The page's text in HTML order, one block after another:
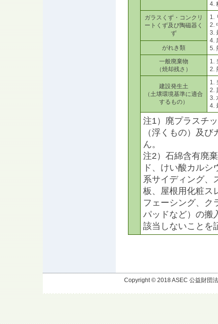
4.
ガラスくず・コンクリ
ートくず及び陶磁器く
ず
1.
2.
3.
4.
5.
がれき類
一般廃棄物
（焼却残さ）
1.
2.
建設発生土
（土壌環境基準に適合
するもの）
1.
2.
3.
4.
注1）廃プラスチ
（浮くもの）及
ん。
注2）石綿含有廃
ド、けい酸カル
系サイディング、
板、屋根用化粧ス
フェーシング、ク
パッドなど）の搬
該当しないことを
Copyright © 2018 ASEC 公益財団